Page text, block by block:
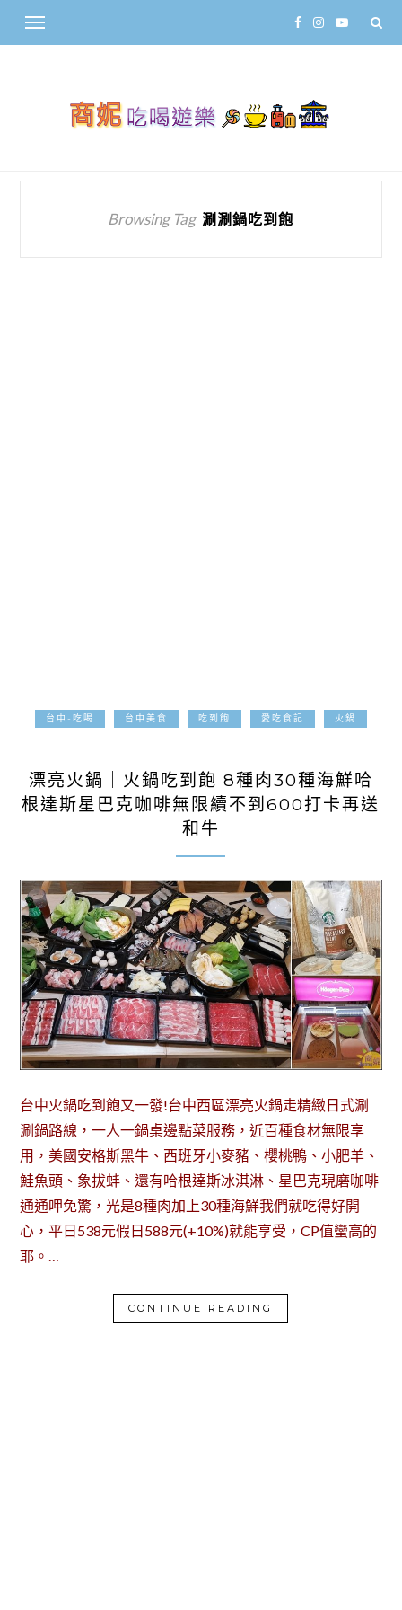
Browsing Tag 涮涮鍋吃到飽
台中-吃喝 台中美食 吃到飽 愛吃食記 火鍋
漂亮火鍋｜火鍋吃到飽 8種肉30種海鮮哈
根達斯星巴克咖啡無限續不到600打卡再送
和牛
台中火鍋吃到飽又一發!台中西區漂亮火鍋走精緻日式涮
涮鍋路線，一人一鍋桌邊點菜服務，近百種食材無限享
用，美國安格斯黑牛、西班牙小麥豬、櫻桃鴨、小肥羊、
鮭魚頭、象拔蚌、還有哈根達斯冰淇淋、星巴克現磨咖啡
通通呷免驚，光是8種肉加上30種海鮮我們就吃得好開
心，平日538元假日588元(+10%)就能享受，CP值蠻高的
耶。…
CONTINUE READING